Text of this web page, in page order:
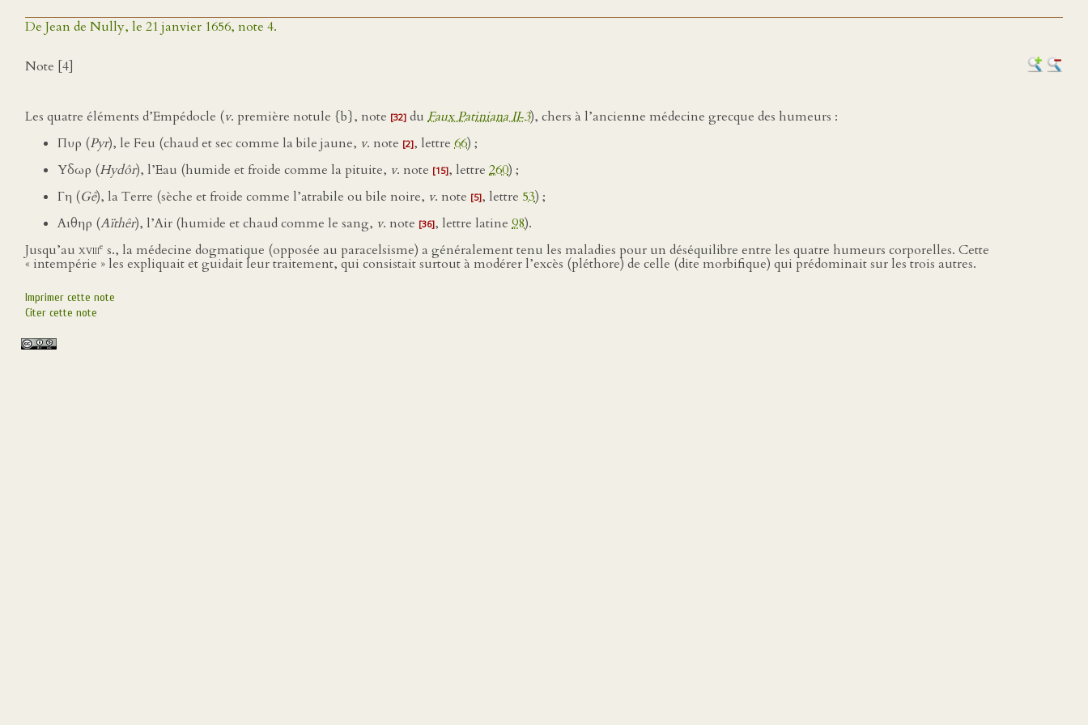
De Jean de Nully, le 21 janvier 1656, note 4.
Note [4]
Les quatre éléments d’Empédocle (v. première notule {b}, note [32] du Faux Patiniana II‑3), chers à l’ancienne médecine grecque des humeurs :
Πυρ (Pyr), le Feu (chaud et sec comme la bile jaune, v. note [2], lettre 66) ;
Υδωρ (Hydôr), l’Eau (humide et froide comme la pituite, v. note [15], lettre 260) ;
Γη (Gê), la Terre (sèche et froide comme l’atrabile ou bile noire, v. note [5], lettre 53) ;
Αιθηρ (Aïthêr), l’Air (humide et chaud comme le sang, v. note [36], lettre latine 98).
Jusqu’au xviiie s., la médecine dogmatique (opposée au paracelsisme) a généralement tenu les maladies pour un déséquilibre entre les quatre humeurs corporelles. Cette
« intempérie » les expliquait et guidait leur traitement, qui consistait surtout à modérer l’excès (pléthore) de celle (dite morbifique) qui prédominait sur les trois autres.
Imprimer cette note
Citer cette note